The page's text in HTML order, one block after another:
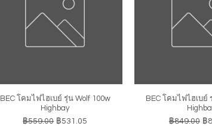
ดูข้อมูลด่วน
BEC โคมไฟไฮเบย์ รุ่น Wolf 100w
Highbay
ราคาปกติ
฿559.00 ราคาขายลด
฿531.05
ดูข้อมูล
BEC โคมไฟไฮเบย์
ราคาปกติ
฿849.00 ร
฿